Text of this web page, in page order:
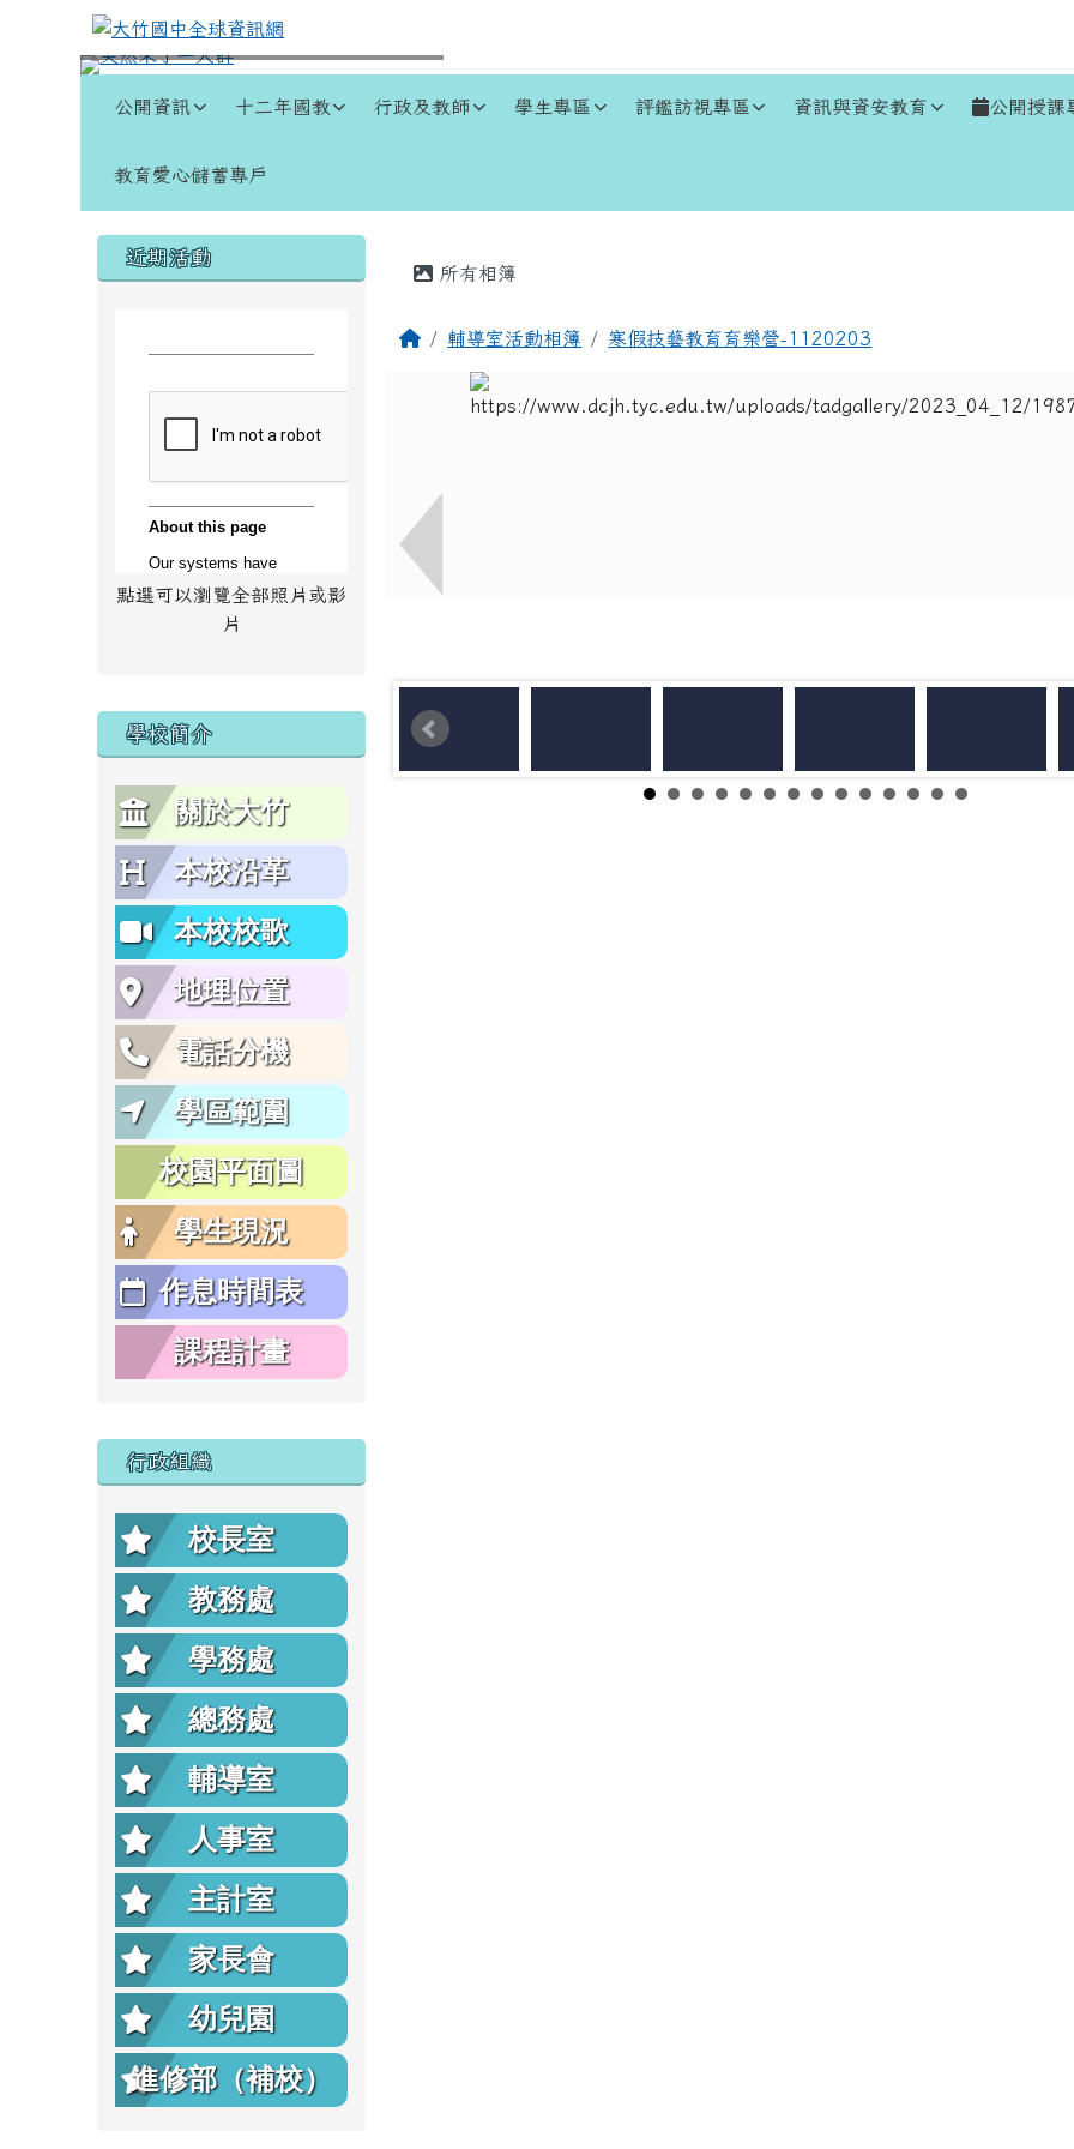
跳至主內容區
大竹國中全球資訊網
公開資訊 十二年國教 行政及教師 學生專區 評鑑訪視專區 資訊與資安教育 公開授課
教育愛心儲蓄專戶
左邊區域內容
近期活動
點選可以瀏覽全部照片或影
片
學校簡介
關於大竹
本校沿革
本校校歌
地理位置
電話分機
學區範圍
校園平面圖
學生現況
作息時間表
課程計畫
行政組織
校長室
教務處
學務處
總務處
輔導室
人事室
主計室
家長會
幼兒園
進修部（補校）
主內容區域
所有相簿
回首頁輔導室活動相簿 寒假技藝教育育樂營-1120203
頁尾區域